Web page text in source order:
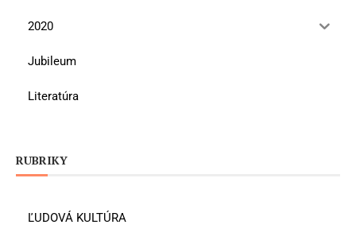
2020
Jubileum
Literatúra
RUBRIKY
ĽUDOVÁ KULTÚRA